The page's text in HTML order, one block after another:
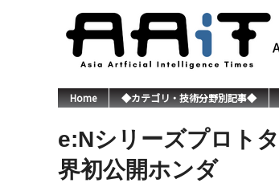
Home ◆カテゴリ・技術分野別記事◆
e:Nシリーズプロト
界初公開ホンダ